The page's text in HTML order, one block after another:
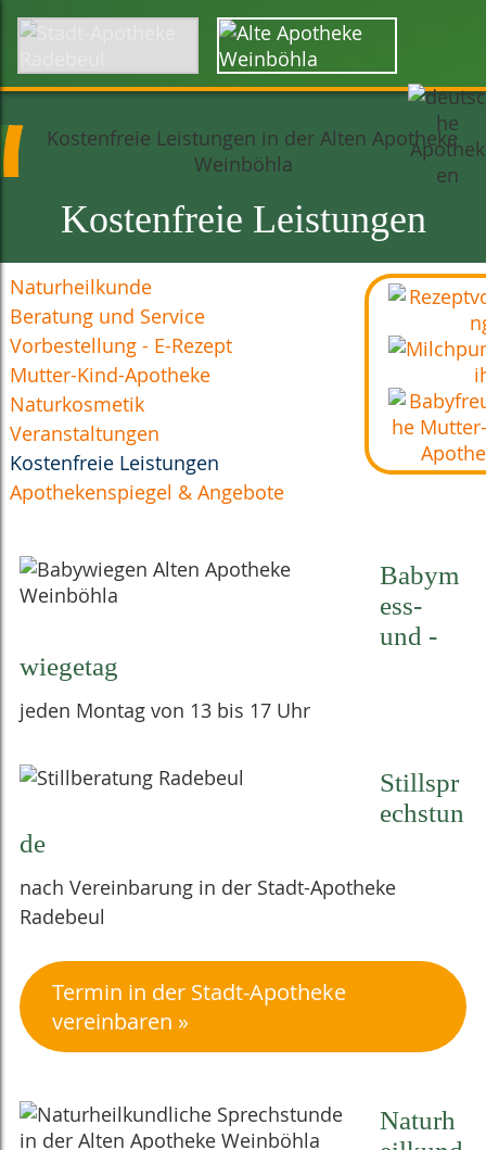
Startseite
Kontakt
Anfahrt
Kostenfreie Leistungen
Naturheilkunde
Beratung und Service
Vorbestellung - E-Rezept
Mutter-Kind-Apotheke
Naturkosmetik
Veranstaltungen
Kostenfreie Leistungen
Apothekenspiegel & Angebote
Babym
ess-
und -
wiegetag
jeden Montag von 13 bis 17 Uhr
Stillspr
echstun
de
nach Vereinbarung in der Stadt-Apotheke
Radebeul
Termin in der Stadt-Apotheke
vereinbaren
Naturh